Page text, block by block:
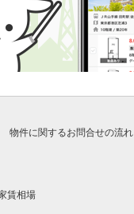
物件に関するお問合せの流れ
賃相場